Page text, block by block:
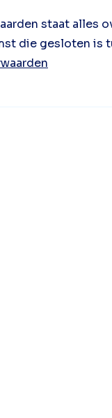
staat alles
die gesloten is